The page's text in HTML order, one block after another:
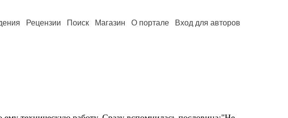
Рецензии Поиск Магазин О портале Вход для авторов